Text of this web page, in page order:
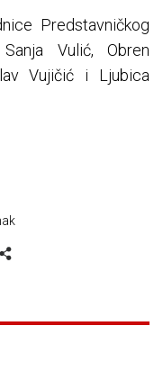
Predstavničkog
Vulić, Obren
Vujičić i Ljubica